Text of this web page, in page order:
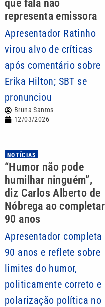
que fala não
representa emissora
Apresentador Ratinho
virou alvo de críticas
após comentário sobre
Erika Hilton; SBT se
pronunciou
Bruna Santos
12/03/2026
NOTÍCIAS
“Humor não pode
humilhar ninguém”,
diz Carlos Alberto de
Nóbrega ao completar
90 anos
Apresentador completa
90 anos e reflete sobre
limites do humor,
politicamente correto e
polarização política no